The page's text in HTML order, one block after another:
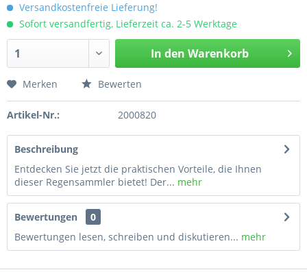
Versandkostenfreie Lieferung!
Sofort versandfertig, Lieferzeit ca. 2-5 Werktage
In den Warenkorb
Merken Bewerten
Artikel-Nr.: 2000820
Beschreibung
Entdecken Sie jetzt die praktischen Vorteile, die Ihnen
dieser Regensammler bietet! Der... mehr
Bewertungen
0
Bewertungen lesen, schreiben und diskutieren... mehr